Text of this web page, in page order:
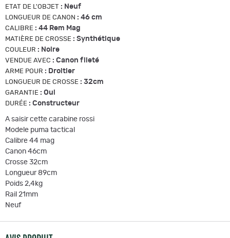
ETAT DE L'OBJET : Neuf
LONGUEUR DE CANON : 46 cm
CALIBRE : 44 Rem Mag
MATIÈRE DE CROSSE : Synthétique
COULEUR : Noire
VENDUE AVEC : Canon fileté
ARME POUR : Droitier
LONGUEUR DE CROSSE : 32cm
GARANTIE : Oui
DURÉE : Constructeur
A saisir cette carabine rossi
Modele puma tactical
Calibre 44 mag
Canon 46cm
Crosse 32cm
Longueur 89cm
Poids 2,4kg
Rail 21mm
Neuf